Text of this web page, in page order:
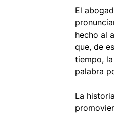
El
hecho al
que, de
tiempo,
palabra
La